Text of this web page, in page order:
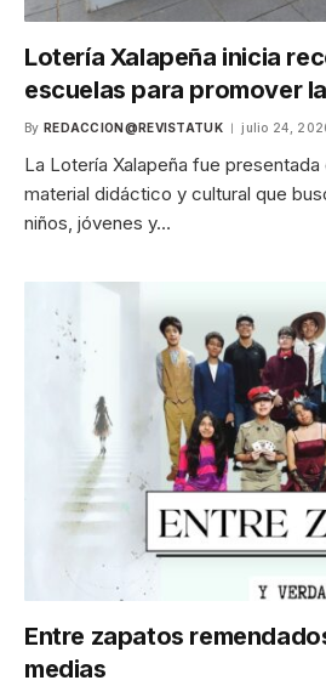
Lotería Xalapeña inicia
escuelas para promover
By REDACCION@REVISTATUK julio 24,
La Lotería Xalapeña fue
material didáctico y cultural que
niños, jóvenes y…
Entre zapatos
medias